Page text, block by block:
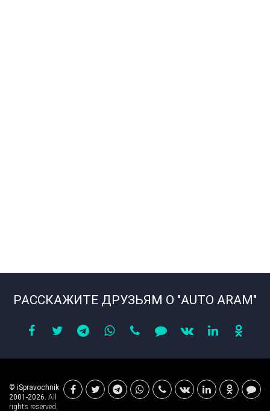
РАССКАЖИТЕ ДРУЗЬЯМ О "AUTO ARAM"
© iSpravochnik
2001-2026. All
rights reserved.